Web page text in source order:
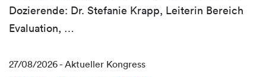
Dozierende: Dr. Stefanie Krapp, Leiterin Bereich
Evaluation, …
27/08/2026 - Aktueller Kongress